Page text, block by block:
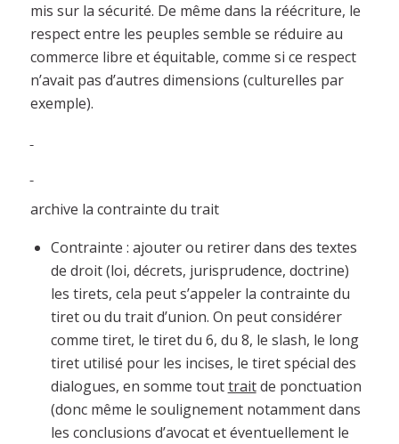
mis sur la sécurité. De même dans la réécriture, le
respect entre les peuples semble se réduire au
commerce libre et équitable, comme si ce respect
n’avait pas d’autres dimensions (culturelles par
exemple).
archive la contrainte du trait
Contrainte : ajouter ou retirer dans des textes
de droit (loi, décrets, jurisprudence, doctrine)
les tirets, cela peut s’appeler la contrainte du
tiret ou du trait d’union. On peut considérer
comme tiret, le tiret du 6, du 8, le slash, le long
tiret utilisé pour les incises, le tiret spécial des
dialogues, en somme touttraitde ponctuation
(donc même le soulignement notamment dans
les conclusions d’avocat et éventuellement le